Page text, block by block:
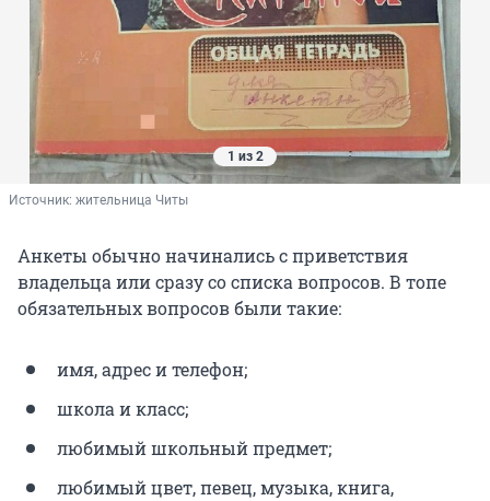
1 из 2
Источник: жительница Читы
Анкеты обычно начинались с приветствия
владельца или сразу со списка вопросов. В топе
обязательных вопросов были такие:
имя, адрес и телефон;
школа и класс;
любимый школьный предмет;
любимый цвет, певец, музыка, книга,